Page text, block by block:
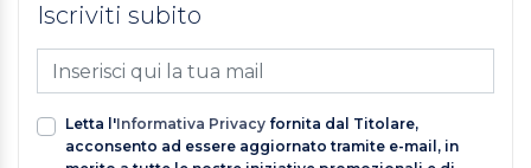
Iscriviti subito
Letta l'Informativa Privacy fornita dal Titolare,
acconsento ad essere aggiornato tramite e-mail, in